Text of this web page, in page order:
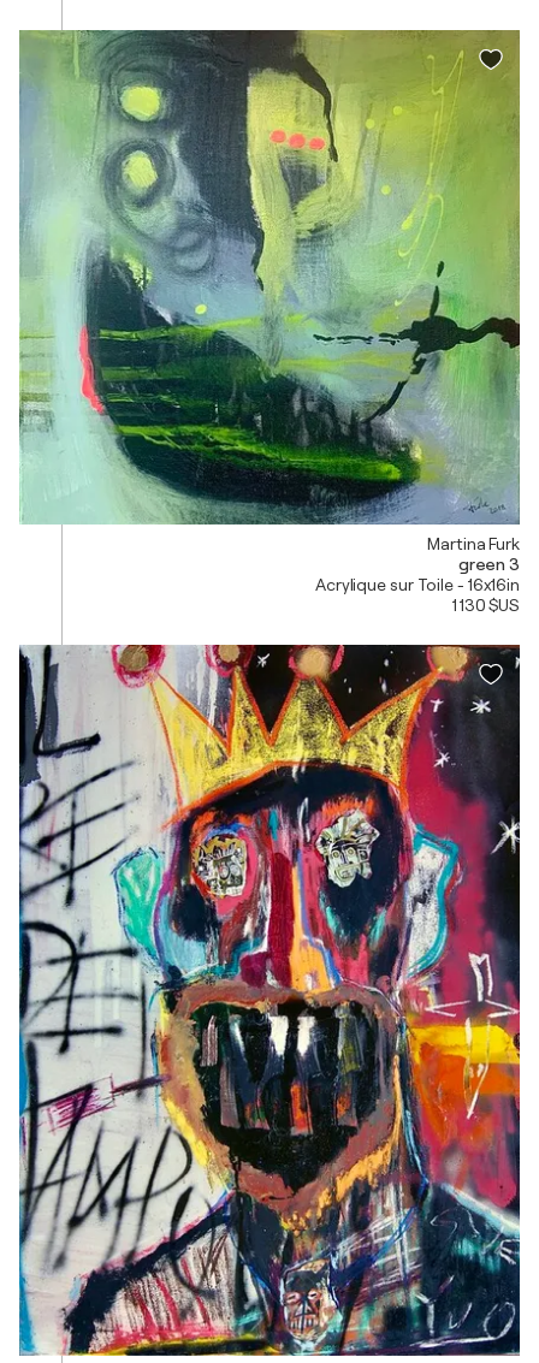
Martina Furk
green 3
Acrylique sur Toile - 16x16in
1 130 $US